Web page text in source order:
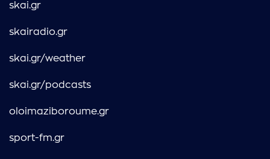
skai.gr
skairadio.gr
skai.gr/weather
skai.gr/podcasts
oloimaziboroume.gr
sport-fm.gr